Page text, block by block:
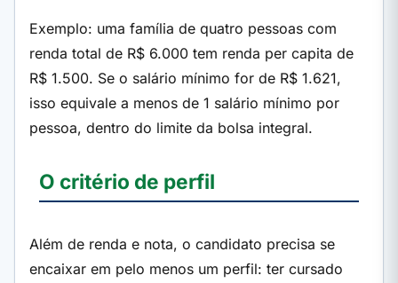
Exemplo: uma família de quatro pessoas com
renda total de R$ 6.000 tem renda per capita de
R$ 1.500. Se o salário mínimo for de R$ 1.621,
isso equivale a menos de 1 salário mínimo por
pessoa, dentro do limite da bolsa integral.
O critério de perfil
Além de renda e nota, o candidato precisa se
encaixar em pelo menos um perfil: ter cursado